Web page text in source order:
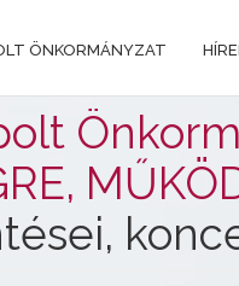
ÖNKORMÁNYZAT